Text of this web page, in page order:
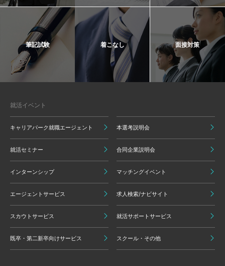
筆記試験 着こなし 面接対策
就活イベント
キャリアパーク就職エージェント 本選考説明会
就活セミナー 合同企業説明会
インターンシップ マッチングイベント
エージェントサービス 求人検索/ナビサイト
スカウトサービス 就活サポートサービス
既卒・第二新卒向けサービス スクール・その他